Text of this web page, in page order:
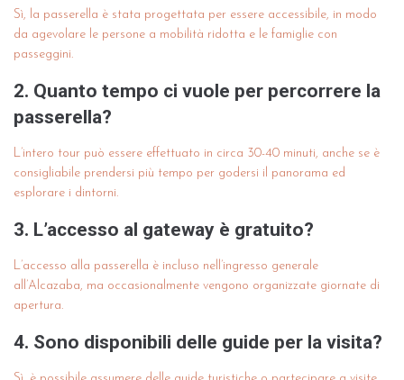
Sì, la passerella è stata progettata per essere accessibile, in modo
da agevolare le persone a mobilità ridotta e le famiglie con
passeggini.
2. Quanto tempo ci vuole per percorrere la
passerella?
L’intero tour può essere effettuato in circa 30-40 minuti, anche se è
consigliabile prendersi più tempo per godersi il panorama ed
esplorare i dintorni.
3. L’accesso al gateway è gratuito?
L’accesso alla passerella è incluso nell’ingresso generale
all’Alcazaba, ma occasionalmente vengono organizzate giornate di
apertura.
4. Sono disponibili delle guide per la visita?